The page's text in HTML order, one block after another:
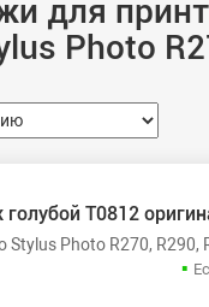
для
Photo
T0812
Stylus Photo R270, R290,